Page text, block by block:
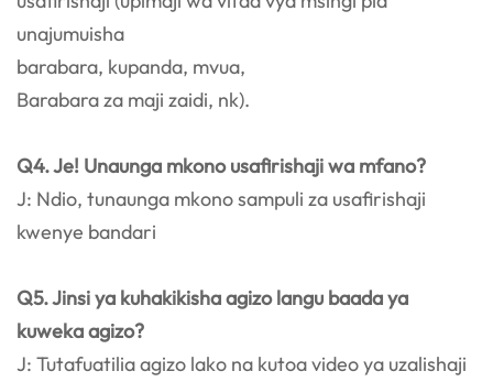
unajumuisha
barabara, kupanda, mvua,
Barabara za maji zaidi, nk).
Q4. Je! Unaunga mkono usafirishaji wa mfano?
J: Ndio, tunaunga mkono sampuli za usafirishaji
kwenye bandari
Q5. Jinsi ya kuhakikisha agizo langu baada ya
kuweka agizo?
J: Tutafuatilia agizo lako na kutoa video ya uzalishaji